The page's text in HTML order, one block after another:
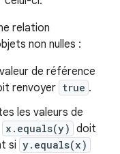
relation
non nulles :
de référence
renvoyer true .
les valeurs de
x.equals(y) doit
si y.equals(x)